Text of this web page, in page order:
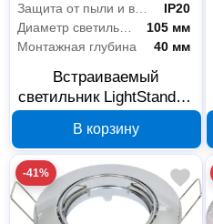
Защита от пыли и влаги
IP20
Диаметр светильника
105 мм
Монтажная глубина
40 мм
Встраиваемый
светильник LightStandart
белый IT8296
В корзину
-41%